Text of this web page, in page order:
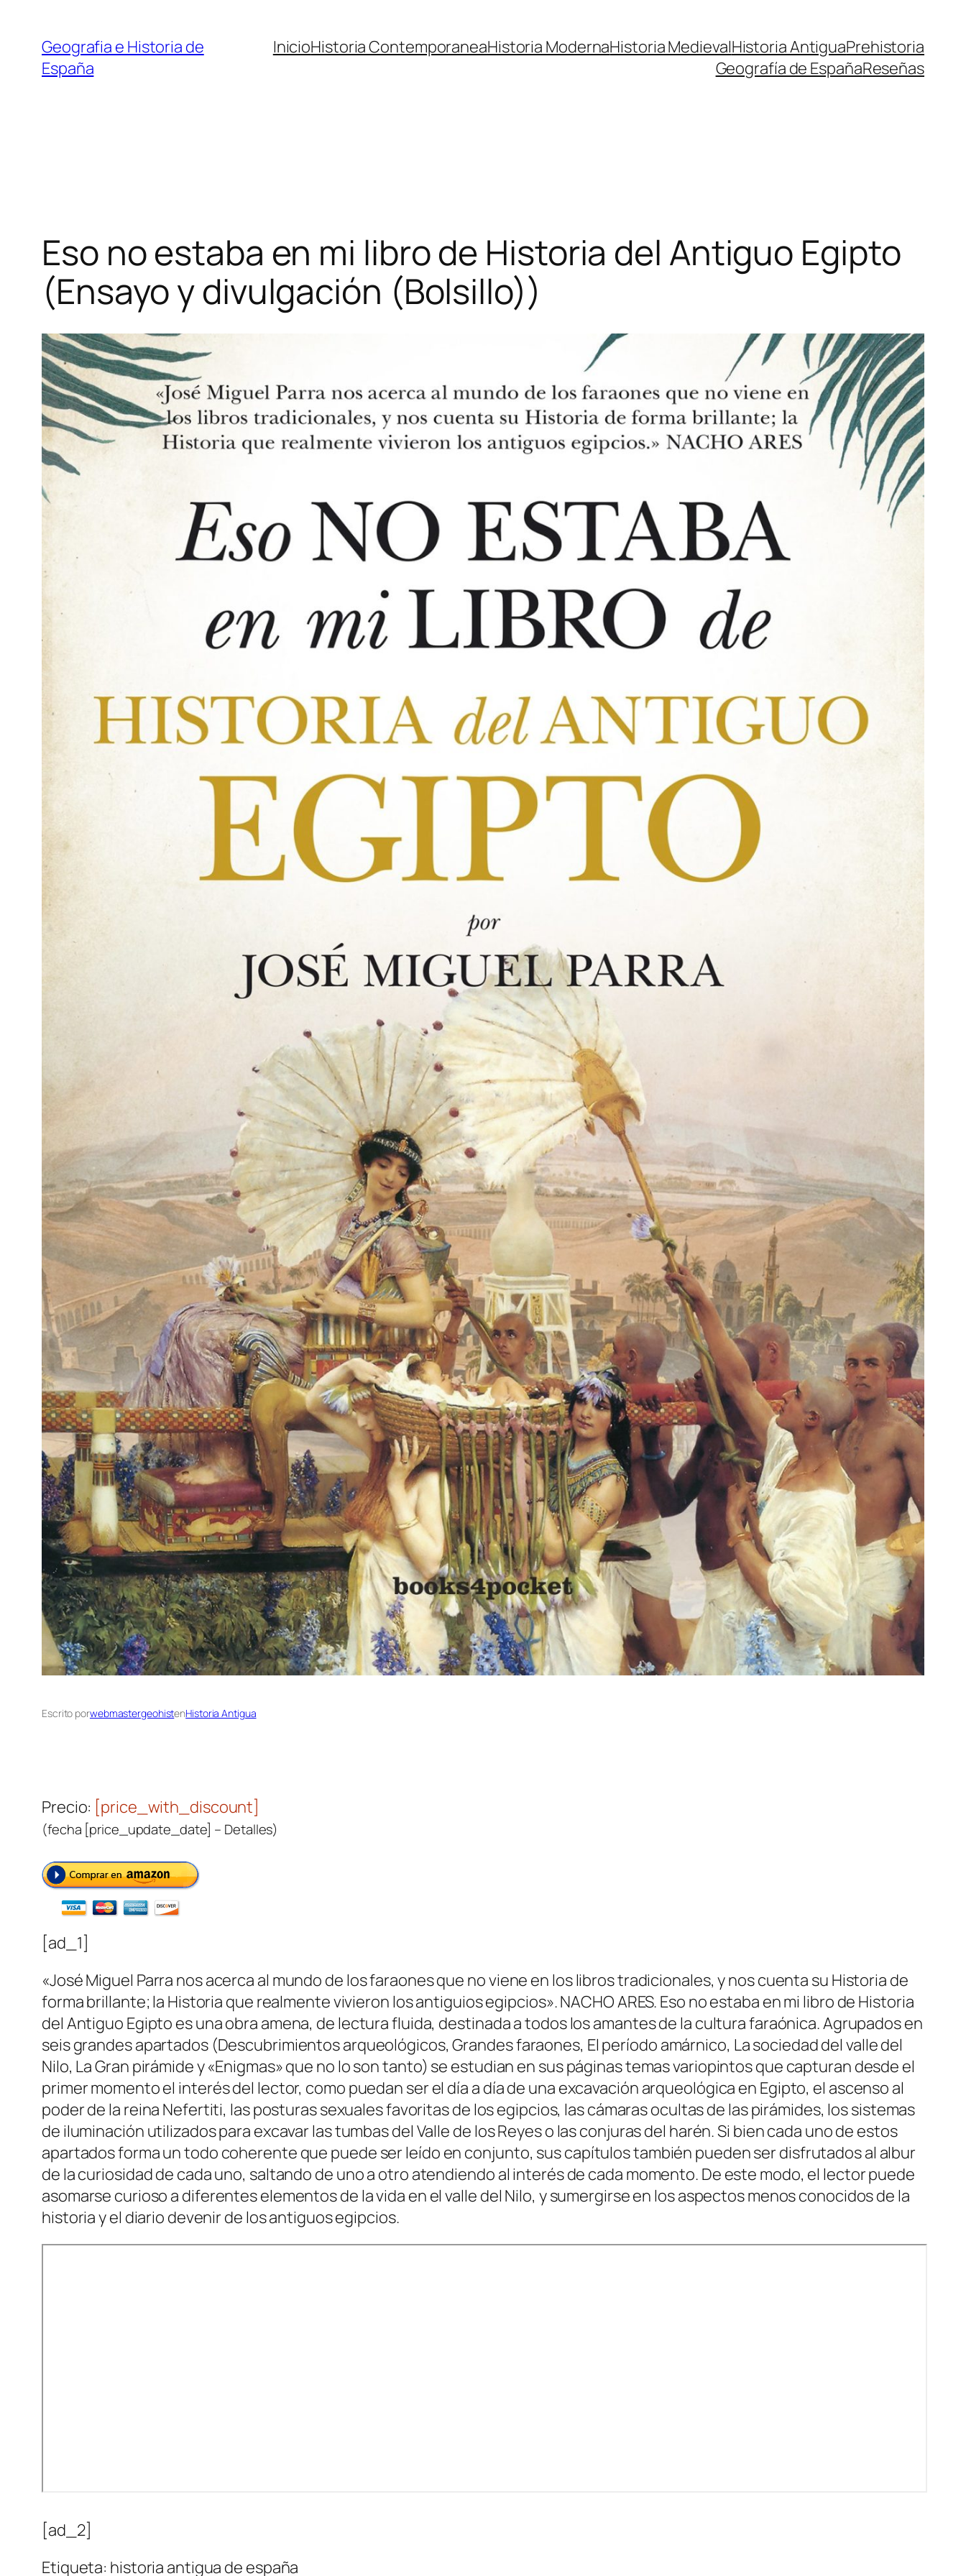
contenido
Geografia e Historia de
España
InicioHistoria ContemporaneaHistoria ModernaHistoria MedievalHistoria AntiguaPrehistoria
Geografía de EspañaReseñas
Eso no estaba en mi libro de Historia del Antiguo Egipto
(Ensayo y divulgación (Bolsillo))
Escrito porwebmastergeohistenHistoria Antigua
Precio: [price_with_discount]
(fecha [price_update_date] – Detalles)
[ad_1]
«José Miguel Parra nos acerca al mundo de los faraones que no viene en los libros tradicionales, y nos cuenta su Historia de
forma brillante; la Historia que realmente vivieron los antiguios egipcios». NACHO ARES. Eso no estaba en mi libro de Historia
del Antiguo Egipto es una obra amena, de lectura fluida, destinada a todos los amantes de la cultura faraónica. Agrupados en
seis grandes apartados (Descubrimientos arqueológicos, Grandes faraones, El período amárnico, La sociedad del valle del
Nilo, La Gran pirámide y «Enigmas» que no lo son tanto) se estudian en sus páginas temas variopintos que capturan desde el
primer momento el interés del lector, como puedan ser el día a día de una excavación arqueológica en Egipto, el ascenso al
poder de la reina Nefertiti, las posturas sexuales favoritas de los egipcios, las cámaras ocultas de las pirámides, los sistemas
de iluminación utilizados para excavar las tumbas del Valle de los Reyes o las conjuras del harén. Si bien cada uno de estos
apartados forma un todo coherente que puede ser leído en conjunto, sus capítulos también pueden ser disfrutados al albur
de la curiosidad de cada uno, saltando de uno a otro atendiendo al interés de cada momento. De este modo, el lector puede
asomarse curioso a diferentes elementos de la vida en el valle del Nilo, y sumergirse en los aspectos menos conocidos de la
historia y el diario devenir de los antiguos egipcios.
[ad_2]
Etiqueta: historia antigua de españa